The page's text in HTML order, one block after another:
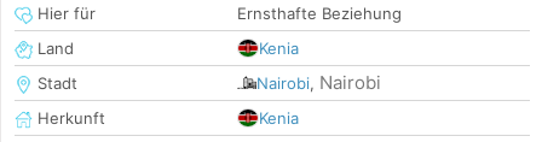
Hier für
Ernsthafte Beziehung
Land
Kenia
Stadt
Nairobi, Nairobi
Herkunft
Kenia